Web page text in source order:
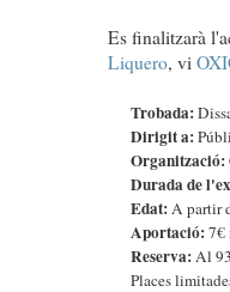
Es finalitzarà
Liquero, vi
Trobada:
Dirigit a:
Organització:
Durada de
Edat:A partir
Aportació:7€
Reserva:Al
Places